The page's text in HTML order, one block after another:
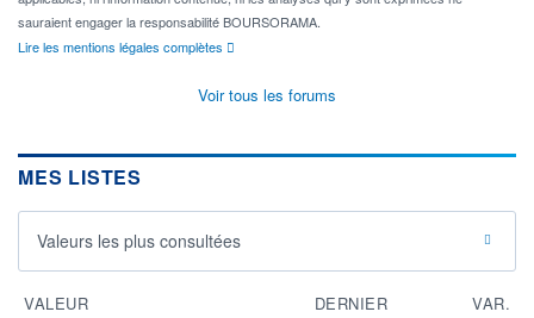
sauraient engager la responsabilité BOURSORAMA.
Lire les mentions légales complètes
Voir tous les forums
MES LISTES
Valeurs les plus consultées
VALEUR DERNIER VAR.